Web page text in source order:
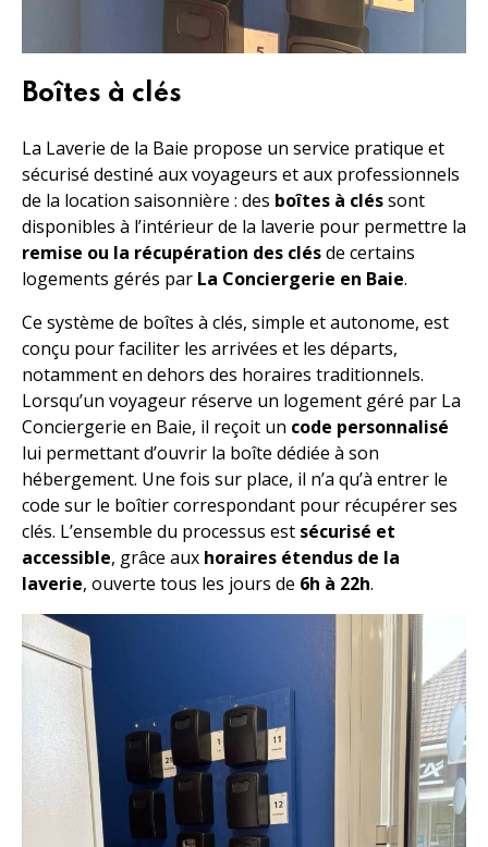
Boîtes à clés
La Laverie de la Baie propose un service pratique et
sécurisé destiné aux voyageurs et aux professionnels
de la location saisonnière : des boîtes à cléssont
disponibles à l’intérieur de la laverie pour permettre la
remise ou la récupération des clésde certains
logements gérés par La Conciergerie en Baie.
Ce système de boîtes à clés, simple et autonome, est
conçu pour faciliter les arrivées et les départs,
notamment en dehors des horaires traditionnels.
Lorsqu’un voyageur réserve un logement géré par La
Conciergerie en Baie, il reçoit un code personnalisé
lui permettant d’ouvrir la boîte dédiée à son
hébergement. Une fois sur place, il n’a qu’à entrer le
code sur le boîtier correspondant pour récupérer ses
clés. L’ensemble du processus est sécurisé et
accessible, grâce aux horaires étendus de la
laverie, ouverte tous les jours de 6h à 22h.